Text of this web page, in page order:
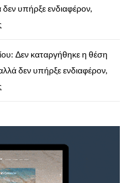
υπήρξε ενδιαφέρον,
Δεν καταργήθηκε η θέση
δεν υπήρξε ενδιαφέρον,